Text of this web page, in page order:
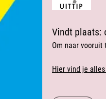
Vindt plaats:
Om naar vooruit
Hier vind je